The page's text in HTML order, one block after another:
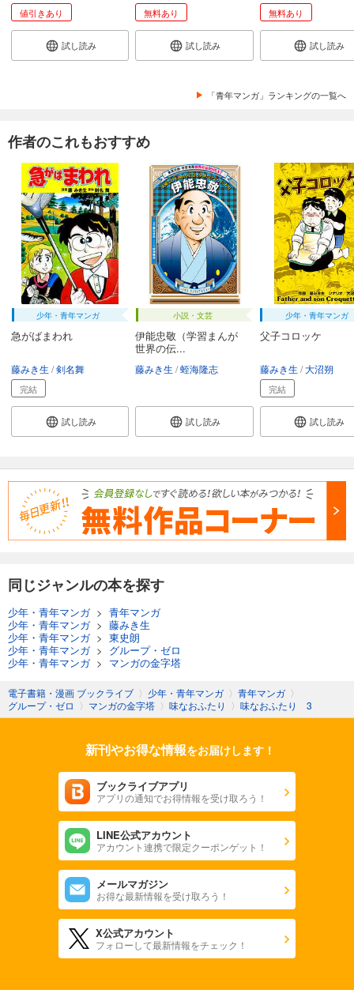
値引きあり
試し読み
無料あり
試し読み
無料あり
試し読み
「青年マンガ」ランキングの一覧へ
作者のこれもおすすめ
少年・青年マンガ
急がばまわれ
藤みき生 剣名舞
完結
試し読み
小説・文芸
伊能忠敬（学習まんが
世界の伝...
藤みき生 蛭海隆志
試し読み
少年・青年マンガ
父子コロッケ
藤みき生 大沼朔
完結
試し読み
同じジャンルの本を探す
少年・青年マンガ> 青年マンガ
少年・青年マンガ> 藤みき生
少年・青年マンガ> 東史朗
少年・青年マンガ> グループ・ゼロ
少年・青年マンガ> マンガの金字塔
電子書籍・漫画 ブックライブ 〉 少年・青年マンガ 〉 青年マンガ 〉
グループ・ゼロ 〉 マンガの金字塔 〉 味なおふたり 〉 味なおふたり 3
新刊やお得な情報をお届けします！
ブックライブアプリ
アプリの通知でお得情報を受け取ろう！
LINE公式アカウント
アカウント連携で限定クーポンゲット！
メールマガジン
お得な最新情報を受け取ろう！
X公式アカウント
フォローして最新情報をチェック！